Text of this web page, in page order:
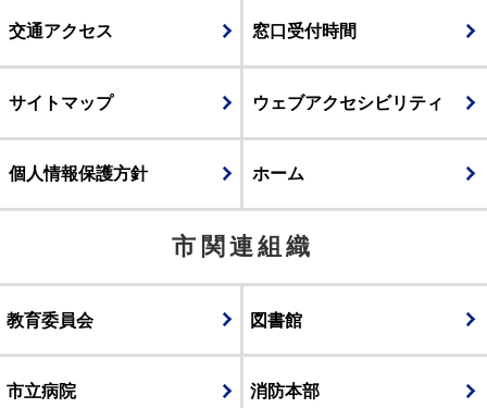
交通アクセス 窓口受付時間
サイトマップ ウェブアクセシビリティ
個人情報保護方針 ホーム
市関連組織
教育委員会 図書館
市立病院 消防本部